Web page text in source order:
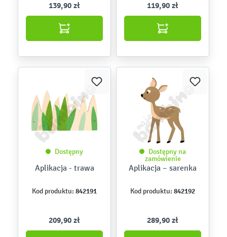
139,90 zł 119,90 zł
Dostępny
Aplikacja - trawa
Kod produktu: 842191
209,90 zł
Dostępny na
zamówienie
Aplikacja – sarenka
Kod produktu: 842192
289,90 zł